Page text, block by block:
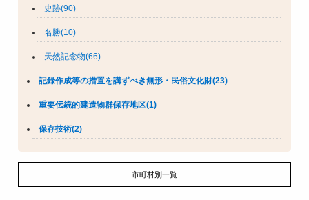
史跡(90)
名勝(10)
天然記念物(66)
記録作成等の措置を講ずべき無形・民俗文化財(23)
重要伝統的建造物群保存地区(1)
保存技術(2)
市町村別一覧